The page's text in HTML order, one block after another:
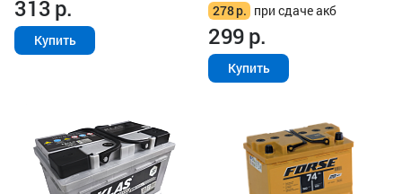
313р.
Купить
278р. при сдаче акб
299р.
Купить